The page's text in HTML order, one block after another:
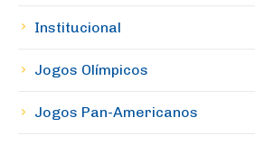
Institucional
Jogos Olímpicos
Jogos Pan-Americanos